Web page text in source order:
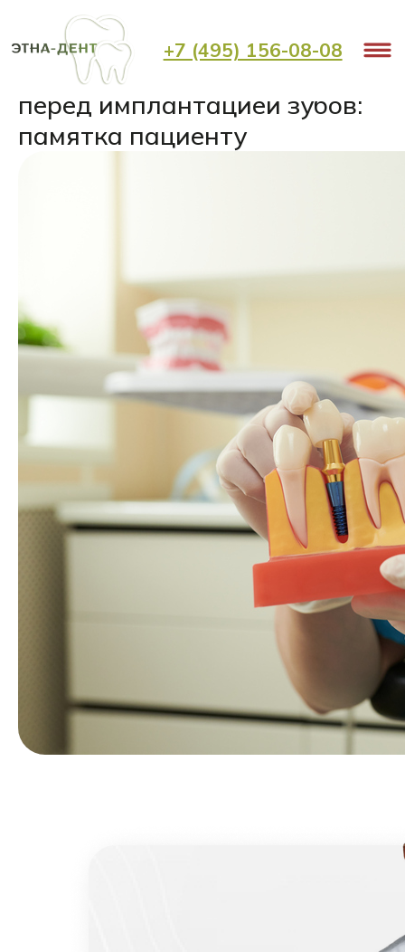
+7 (495) 156-08-08
Что нужно и нельзя делать
перед имплантацией зубов:
памятка пациенту